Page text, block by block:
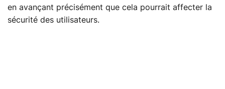
en avançant précisément que cela pourrait affecter la
sécurité des utilisateurs.